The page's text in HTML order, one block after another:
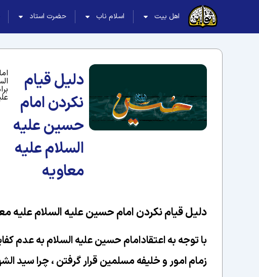
اهل بیت اسلام ناب حضرت استاد
دليل قيام
نكردن امام
حسين عليه
السلام عليه
معاويه‏
دليل قيام نكردن امام حسين عليه السلام عليه
با توجه به اعتقادامام حسين عليه السلام به عدم
زمام امور و خليفه مسلمين قرار گرفتن ، چرا سيد